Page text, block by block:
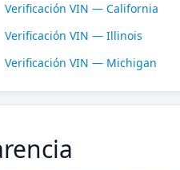
Verificación VIN — California
Verificación VIN — Illinois
Verificación VIN — Michigan